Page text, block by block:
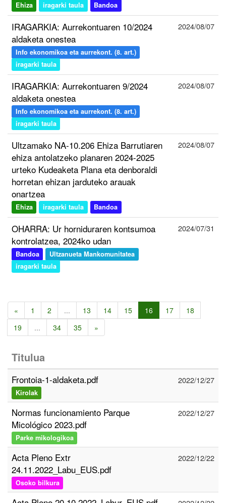
Ehiza iragarki taula Bandoa
IRAGARKIA: Aurrekontuaren 10/2024
aldaketa onestea
Info ekonomikoa eta aurrekont. (8. art.)
iragarki taula
2024/08/07
IRAGARKIA: Aurrekontuaren 9/2024
aldaketa onestea
Info ekonomikoa eta aurrekont. (8. art.)
iragarki taula
2024/08/07
Ultzamako NA-10.206 Ehiza Barrutiaren
ehiza antolatzeko planaren 2024-2025
urteko Kudeaketa Plana eta denboraldi
horretan ehizan jarduteko arauak
onartzea
Ehiza iragarki taula Bandoa
2024/08/07
OHARRA: Ur horniduraren kontsumoa
kontrolatzea, 2024ko udan
Bandoa
Ultzanueta Mankomunitatea
iragarki taula
2024/07/31
« 1 2 ... 13 14 15 16 17
18
19
... 34 35 »
Titulua
Frontoia-1-aldaketa.pdf
Kirolak
2022/12/27
Normas funcionamiento Parque
Micológico 2023.pdf
Parke mikologikoa
2022/12/27
Acta Pleno Extr
24.11.2022_Labu_EUS.pdf
Osoko bilkura
2022/12/22